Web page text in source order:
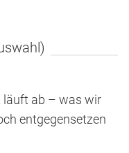
läuft ab – was wir
entgegensetzen